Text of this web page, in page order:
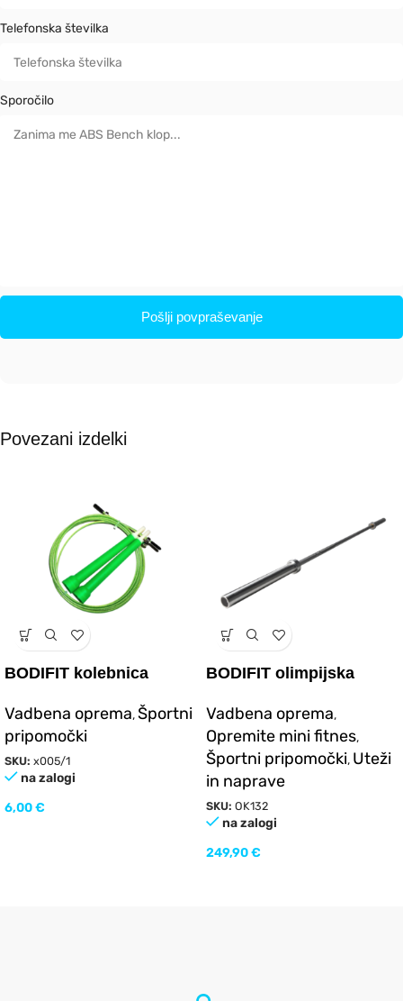
Telefonska številka
Sporočilo
Pošlji povpraševanje
Povezani izdelki
BODIFIT kolebnica
Vadbena oprema,Športni
pripomočki
SKU: x005/1
na zalogi
6,00€
BODIFIT olimpijska
Vadbena oprema,
Opremite mini fitnes,
Športni pripomočki, Uteži
in naprave
SKU: OK132
na zalogi
249,90€